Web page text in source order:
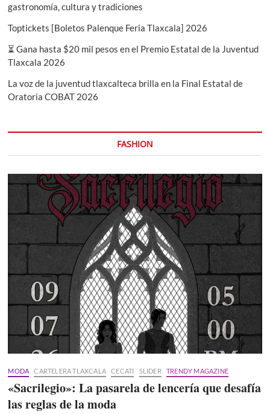
gastronomía, cultura y tradiciones
Toptickets [Boletos Palenque Feria Tlaxcala] 2026
⏳ Gana hasta $20 mil pesos en el Premio Estatal de la Juventud
Tlaxcala 2026
La voz de la juventud tlaxcalteca brilla en la Final Estatal de
Oratoria COBAT 2026
FASHION
MODA CARTELERA TLAXCALA CECATI SLIDER TRENDY MAGAZINE
«Sacrilegio»: La pasarela de lencería que desafía
las reglas de la moda